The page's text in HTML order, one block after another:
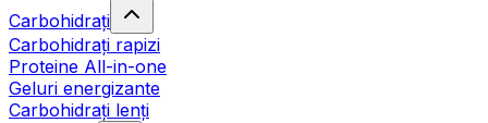
Carbohidrați
Carbohidrați rapizi
Proteine All-in-one
Geluri energizante
Carbohidrați lenți